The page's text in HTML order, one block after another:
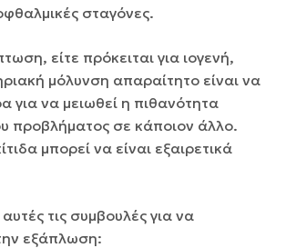
σταγόνες.
είτε πρόκειται για ιογενή,
μόλυνση απαραίτητο είναι να
για να μειωθεί η πιθανότητα
προβλήματος σε κάποιον άλλο.
μπορεί να είναι εξαιρετικά
τις συμβουλές για να
εξάπλωση: